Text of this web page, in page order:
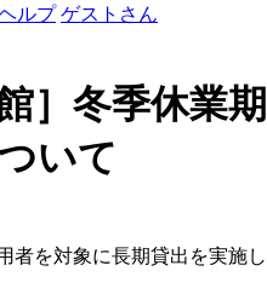
ルプ ゲストさん
］冬季休業期
いて
者を対象に長期貸出を実施し